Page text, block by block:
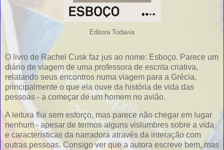
Editora Todavia
O livro de Rachel Cusk faz jus ao nome: Esboço. Parece um
diário de viagem de uma professora de escrita criativa,
relatando seus encontros numa viagem para a Grécia,
principalmente o que ela ouve da história de vida das
pessoas - a começar de um homem no avião.
A leitura flui sem esforço, mas parece não chegar em lugar
nenhum - apesar de termos alguns vislumbres sobre a vida
e características da narradora através da interação com
outras pessoas. Consigo ver que a autora escreve bem, mas